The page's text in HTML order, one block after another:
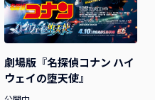
劇場版『名探偵コナン ハイ
ウェイの堕天使』